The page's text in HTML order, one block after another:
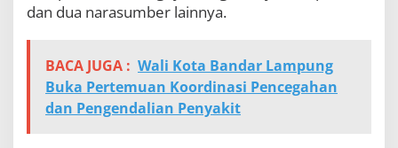
dan dua narasumber lainnya.
BACA JUGA : Wali Kota Bandar Lampung
Buka Pertemuan Koordinasi Pencegahan
dan Pengendalian Penyakit